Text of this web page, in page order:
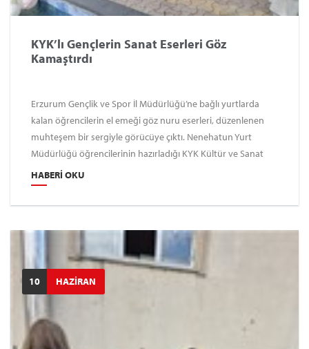
KYK’lı Gençlerin Sanat Eserleri Göz
Kamaştırdı
Erzurum Gençlik ve Spor İl Müdürlüğü’ne bağlı yurtlarda
kalan öğrencilerin el emeği göz nuru eserleri, düzenlenen
muhteşem bir sergiyle görücüye çıktı. Nenehatun Yurt
Müdürlüğü öğrencilerinin hazırladığı KYK Kültür ve Sanat
Sergisi, düzenlenen resmi törenle kapılarını ziyaretçilere açtı.
HABERI OKU
10 HAZİRAN